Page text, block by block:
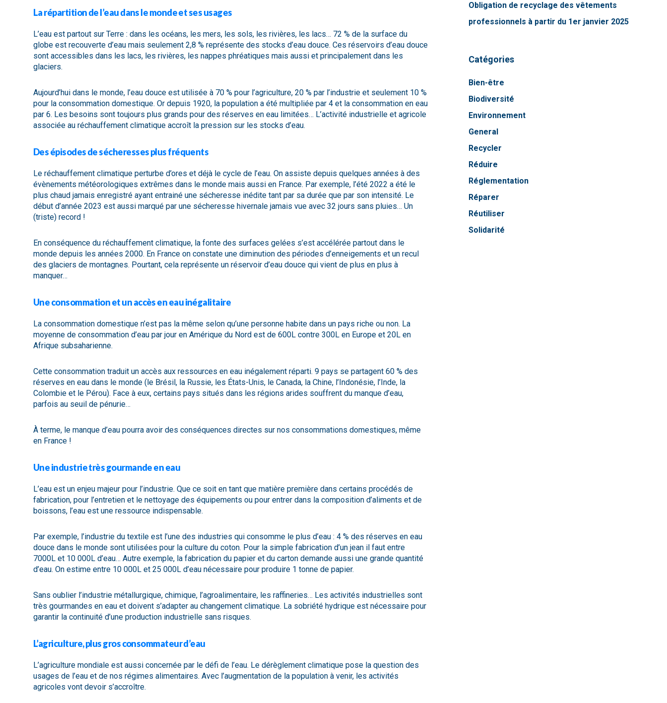
La répartition de l’eau dans le monde et ses usages
L’eau est partout sur Terre : dans les océans, les mers, les sols, les rivières, les lacs… 72 % de la surface du
globe est recouverte d’eau mais seulement 2,8 % représente des stocks d’eau douce. Ces réservoirs d’eau douce
sont accessibles dans les lacs, les rivières, les nappes phréatiques mais aussi et principalement dans les
glaciers.
Aujourd’hui dans le monde, l’eau douce est utilisée à 70 % pour l’agriculture, 20 % par l’industrie et seulement 10 %
pour la consommation domestique. Or depuis 1920, la population a été multipliée par 4 et la consommation en eau
par 6. Les besoins sont toujours plus grands pour des réserves en eau limitées… L’activité industrielle et agricole
associée au réchauffement climatique accroît la pression sur les stocks d’eau.
Des épisodes de sécheresses plus fréquents
Le réchauffement climatique perturbe d’ores et déjà le cycle de l’eau. On assiste depuis quelques années à des
évènements météorologiques extrêmes dans le monde mais aussi en France. Par exemple, l’été 2022 a été le
plus chaud jamais enregistré ayant entrainé une sécheresse inédite tant par sa durée que par son intensité. Le
début d’année 2023 est aussi marqué par une sécheresse hivernale jamais vue avec 32 jours sans pluies… Un
(triste) record !
En conséquence du réchauffement climatique, la fonte des surfaces gelées s’est accélérée partout dans le
monde depuis les années 2000. En France on constate une diminution des périodes d’enneigements et un recul
des glaciers de montagnes. Pourtant, cela représente un réservoir d’eau douce qui vient de plus en plus à
manquer…
Une consommation et un accès en eau inégalitaire
La consommation domestique n’est pas la même selon qu’une personne habite dans un pays riche ou non. La
moyenne de consommation d’eau par jour en Amérique du Nord est de 600L contre 300L en Europe et 20L en
Afrique subsaharienne.
Cette consommation traduit un accès aux ressources en eau inégalement réparti. 9 pays se partagent 60 % des
réserves en eau dans le monde (le Brésil, la Russie, les États-Unis, le Canada, la Chine, l’Indonésie, l’Inde, la
Colombie et le Pérou). Face à eux, certains pays situés dans les régions arides souffrent du manque d’eau,
parfois au seuil de pénurie…
À terme, le manque d’eau pourra avoir des conséquences directes sur nos consommations domestiques, même
en France !
Une industrie très gourmande en eau
L’eau est un enjeu majeur pour l’industrie. Que ce soit en tant que matière première dans certains procédés de
fabrication, pour l’entretien et le nettoyage des équipements ou pour entrer dans la composition d’aliments et de
boissons, l’eau est une ressource indispensable.
Par exemple, l’industrie du textile est l’une des industries qui consomme le plus d’eau : 4 % des réserves en eau
douce dans le monde sont utilisées pour la culture du coton. Pour la simple fabrication d’un jean il faut entre
7000L et 10 000L d’eau… Autre exemple, la fabrication du papier et du carton demande aussi une grande quantité
d’eau. On estime entre 10 000L et 25 000L d’eau nécessaire pour produire 1 tonne de papier.
Sans oublier l’industrie métallurgique, chimique, l’agroalimentaire, les raffineries… Les activités industrielles sont
très gourmandes en eau et doivent s’adapter au changement climatique. La sobriété hydrique est nécessaire pour
garantir la continuité d’une production industrielle sans risques.
L’agriculture, plus gros consommateur d’eau
L’agriculture mondiale est aussi concernée par le défi de l’eau. Le dérèglement climatique pose la question des
usages de l’eau et de nos régimes alimentaires. Avec l’augmentation de la population à venir, les activités
agricoles vont devoir s’accroître.
Obligation de recyclage des vêtements
professionnels à partir du 1er janvier 2025
Catégories
Bien-être
Biodiversité
Environnement
General
Recycler
Réduire
Réglementation
Réparer
Réutiliser
Solidarité